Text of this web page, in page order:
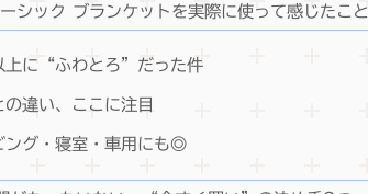
シック ブランケットを実際に使って感じたこと
に“ふわとろ”だった件
違い、ここに注目
グ・寝室・車用にも◎